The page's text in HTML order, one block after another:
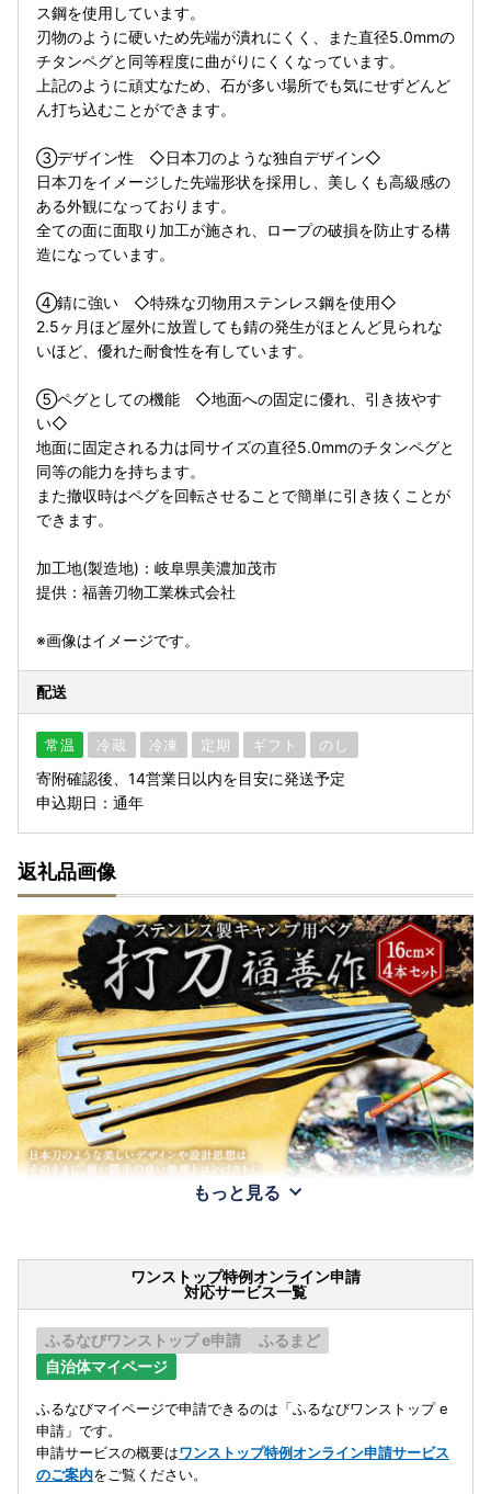
ス鋼を使用しています。
刃物のように硬いため先端が潰れにくく、また直径5.0mmの
チタンペグと同等程度に曲がりにくくなっています。
上記のように頑丈なため、石が多い場所でも気にせずどんど
ん打ち込むことができます。
③デザイン性 ◇日本刀のような独自デザイン◇
日本刀をイメージした先端形状を採用し、美しくも高級感の
ある外観になっております。
全ての面に面取り加工が施され、ロープの破損を防止する構
造になっています。
④錆に強い ◇特殊な刃物用ステンレス鋼を使用◇
2.5ヶ月ほど屋外に放置しても錆の発生がほとんど見られな
いほど、優れた耐食性を有しています。
⑤ペグとしての機能 ◇地面への固定に優れ、引き抜やす
い◇
地面に固定される力は同サイズの直径5.0mmのチタンペグと
同等の能力を持ちます。
また撤収時はペグを回転させることで簡単に引き抜くことが
できます。
加工地(製造地)：岐阜県美濃加茂市
提供：福善刃物工業株式会社
※画像はイメージです。
配送
常温 冷蔵 冷凍 定期 ギフト のし
寄附確認後、14営業日以内を目安に発送予定
申込期日：通年
返礼品画像
もっと見る
ワンストップ特例オンライン申請
対応サービス一覧
ふるなびワンストップ e申請
ふるまど
自治体マイページ
ふるなびマイページで申請できるのは「ふるなびワンストップ e
申請」です。
申請サービスの概要はワンストップ特例オンライン申請サービス
のご案内をご覧ください。